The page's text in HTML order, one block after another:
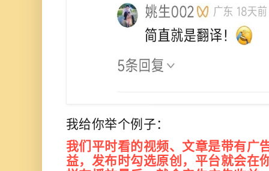
我给你举个例子：
我们平时看的视频、文章是带有广
益，发布时勾选原创，平台就会在